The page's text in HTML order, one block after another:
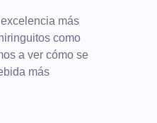
más
como
a ver cómo se
más